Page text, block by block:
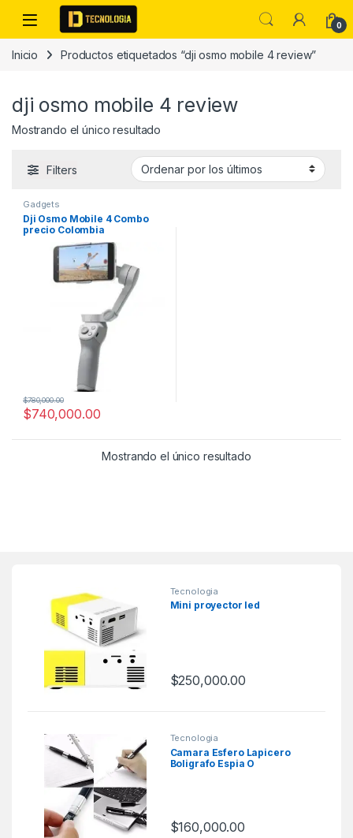
Skip to navigation
Skip to content
0
Inicio Productos etiquetados “dji osmo mobile 4 review”
dji osmo mobile 4 review
Mostrando el único resultado
Filters
Gadgets
Dji Osmo Mobile 4 Combo
precio Colombia
Características DJI OM 4
$740,000.00
$780,000.00
Mostrando el único resultado
Tecnologia
Mini proyector led
$250,000.00
Tecnologia
Camara Esfero Lapicero
Boligrafo Espia O
$160,000.00